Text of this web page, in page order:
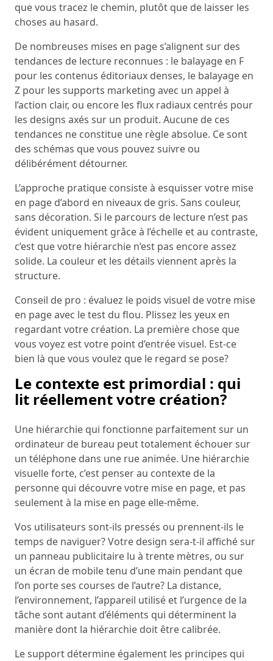
que vous tracez le chemin, plutôt que de laisser les
choses au hasard.
De nombreuses mises en page s’alignent sur des
tendances de lecture reconnues : le balayage en F
pour les contenus éditoriaux denses, le balayage en
Z pour les supports marketing avec un appel à
l’action clair, ou encore les flux radiaux centrés pour
les designs axés sur un produit. Aucune de ces
tendances ne constitue une règle absolue. Ce sont
des schémas que vous pouvez suivre ou
délibérément détourner.
L’approche pratique consiste à esquisser votre mise
en page d’abord en niveaux de gris. Sans couleur,
sans décoration. Si le parcours de lecture n’est pas
évident uniquement grâce à l’échelle et au contraste,
c’est que votre hiérarchie n’est pas encore assez
solide. La couleur et les détails viennent après la
structure.
Conseil de pro : évaluez le poids visuel de votre mise
en page avec le test du flou. Plissez les yeux en
regardant votre création. La première chose que
vous voyez est votre point d’entrée visuel. Est-ce
bien là que vous voulez que le regard se pose?
Le contexte est primordial : qui
lit réellement votre création?
Une hiérarchie qui fonctionne parfaitement sur un
ordinateur de bureau peut totalement échouer sur
un téléphone dans une rue animée. Une hiérarchie
visuelle forte, c’est penser au contexte de la
personne qui découvre votre mise en page, et pas
seulement à la mise en page elle-même.
Vos utilisateurs sont-ils pressés ou prennent-ils le
temps de naviguer? Votre design sera-t-il affiché sur
un panneau publicitaire lu à trente mètres, ou sur
un écran de mobile tenu d’une main pendant que
l’on porte ses courses de l’autre? La distance,
l’environnement, l’appareil utilisé et l’urgence de la
tâche sont autant d’éléments qui déterminent la
manière dont la hiérarchie doit être calibrée.
Le support détermine également les principes qui